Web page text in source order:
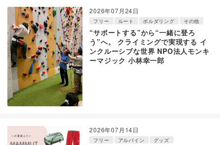
2026年07月24日
フリー ルート ボルダリング その他
“サポートする”から“一緒に登ろ
う”へ。 クライミングで実現する イ
ンクルーシブな世界 NPO法人モンキ
ーマジック 小林幸一郎
2026年07月14日
フリー アルパイン グッズ